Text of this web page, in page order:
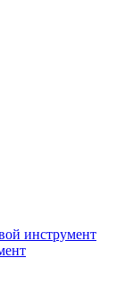
инструмент